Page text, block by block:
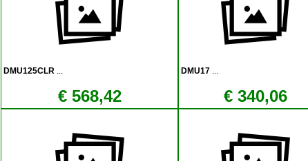
DMU125CLR ...
€ 568,42
DMU17 ...
€ 340,06